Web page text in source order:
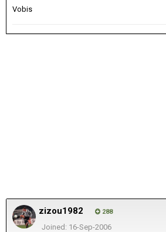
Vobis
zizou1982 288
Joined: 16-Sep-2006